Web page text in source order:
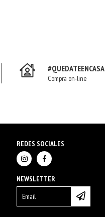
#QUEDATEENCASA
Compra on-line
REDES SOCIALES
NEWSLETTER